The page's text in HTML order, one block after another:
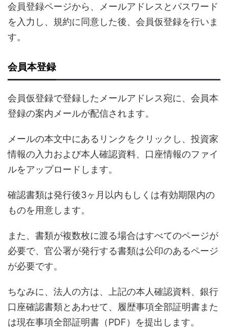
会員登録ページから、メールアドレスとパスワード
を入力し、規約に同意した後、会員仮登録を行いま
す。
会員本登録
会員仮登録で登録したメールアドレス宛に、会員本
登録の案内メールが配信されます。
メールの本文中にあるリンクをクリックし、投資家
情報の入力および本人確認資料、口座情報のファイ
ルをアップロードします。
確認書類は発行後3ヶ月以内もしくは有効期限内の
ものを用意します。
また、書類が複数枚に渡る場合はすべてのページが
必要で、官公署が発行する書類は公印のあるページ
が必要です。
ちなみに、法人の方は、上記の本人確認資料、銀行
口座確認書類とあわせて、履歴事項全部証明書また
は現在事項全部証明書（PDF）を提出します。